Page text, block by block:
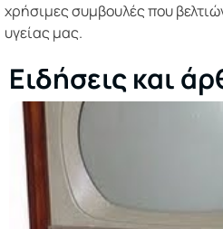
χρήσιμες συμβουλές που
υγείας μας.
Ειδήσεις και